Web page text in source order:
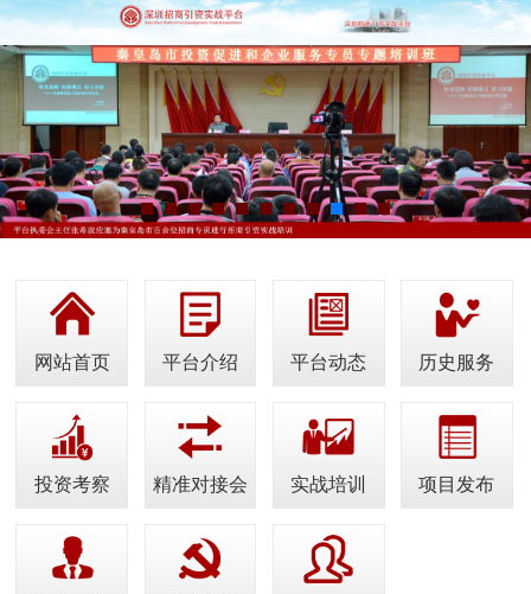
网站首页 平台介绍 平台动态 历史服务
投资考察 精准对接会 实战培训 项目发布